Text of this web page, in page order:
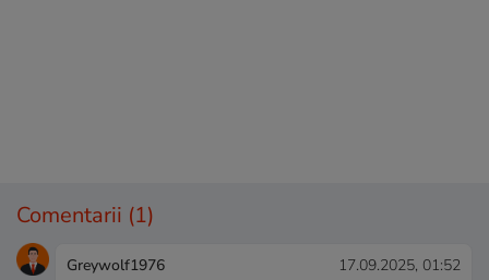
Comentarii (1)
Greywolf1976 17.09.2025, 01:52